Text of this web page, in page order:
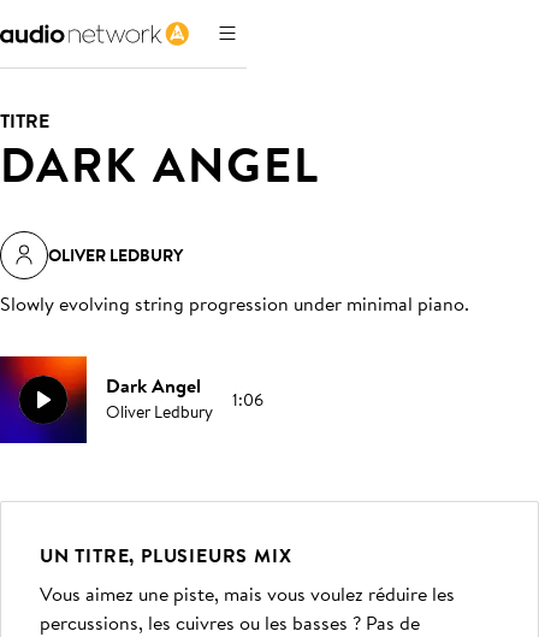
TITRE
DARK ANGEL
OLIVER LEDBURY
Slowly evolving string progression under minimal piano.
Dark Angel
Oliver Ledbury 1:06
UN TITRE, PLUSIEURS MIX
Vous aimez une piste, mais vous voulez réduire les
percussions, les cuivres ou les basses ? Pas de